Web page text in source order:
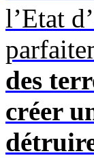
l’Etat
des
créer